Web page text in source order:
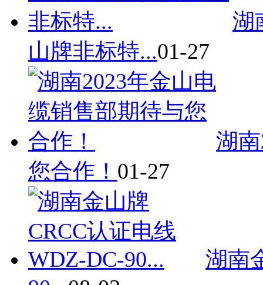
湖
山牌非标特...01-27
湖
您合作！ 01-27
湖南